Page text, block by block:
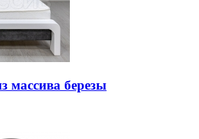
массива березы